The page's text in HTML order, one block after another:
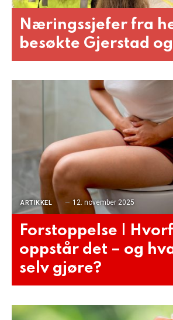
Næringssjefer fra
besøkte Gjerstad
ARTIKKEL 12. november 2025
Forstoppelse |
oppstår det – og
selv gjøre?